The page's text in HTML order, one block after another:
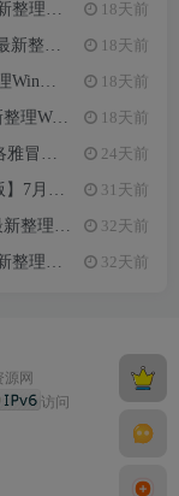
细搭建教程 18天前
详细搭建教程 18天前
搭建教程 18天前
细搭建教程 18天前
搭建教程 24天前
详细搭建教程 31天前
+详细搭建教程 32天前
详细搭建教程 32天前
网
访问